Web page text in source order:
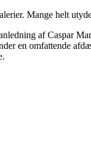
Mange helt
af Caspar
en omfattende